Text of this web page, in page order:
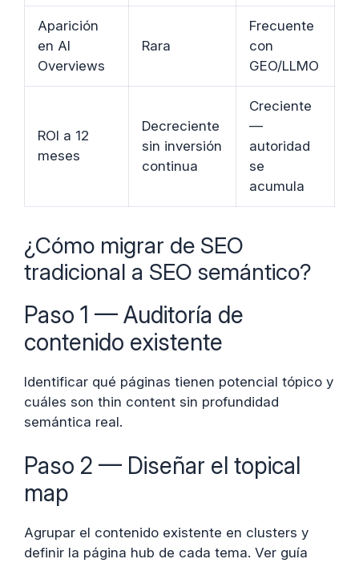
Aparición
en AI
Overviews
Rara
Frecuente
con
GEO/LLMO
ROI a 12
meses
Decreciente
sin inversión
continua
Creciente
—
autoridad
se
acumula
¿Cómo migrar de SEO
tradicional a SEO semántico?
Paso 1 — Auditoría de
contenido existente
Identificar qué páginas tienen potencial tópico y
cuáles son thin content sin profundidad
semántica real.
Paso 2 — Diseñar el topical
map
Agrupar el contenido existente en clusters y
definir la página hub de cada tema. Ver guía